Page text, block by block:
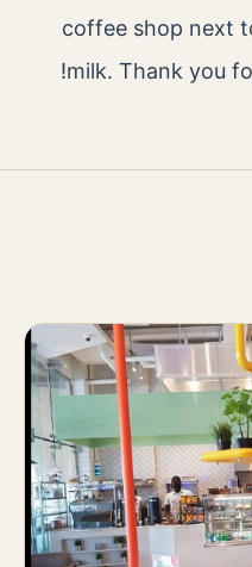
coffee shop next
milk. Thank you